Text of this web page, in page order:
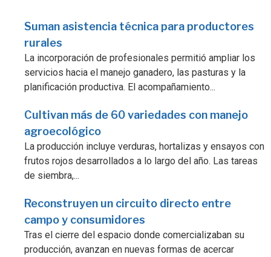
Suman asistencia técnica para productores
rurales
La incorporación de profesionales permitió ampliar los
servicios hacia el manejo ganadero, las pasturas y la
planificación productiva. El acompañamiento...
Cultivan más de 60 variedades con manejo
agroecológico
La producción incluye verduras, hortalizas y ensayos con
frutos rojos desarrollados a lo largo del año. Las tareas
de siembra,...
Reconstruyen un circuito directo entre
campo y consumidores
Tras el cierre del espacio donde comercializaban su
producción, avanzan en nuevas formas de acercar